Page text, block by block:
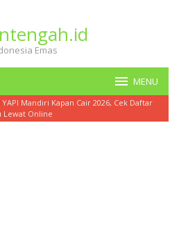
Emas
MENU
Mandiri Kapan Cair 2026, Cek Daftar
Lewat Online